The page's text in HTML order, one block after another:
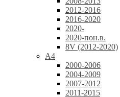
2012-2016
2016-2020
2020-
2020-пон.в.
8V (2012-2020)
A4
2000-2006
2004-2009
2007-2012
2011-2015